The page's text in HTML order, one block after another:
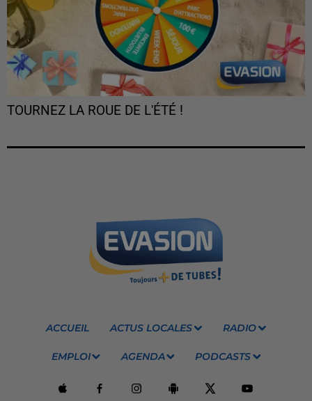
TOURNEZ LA ROUE DE L'ÉTÉ !
ACCUEIL ACTUS LOCALES RADIO
EMPLOI AGENDA PODCASTS